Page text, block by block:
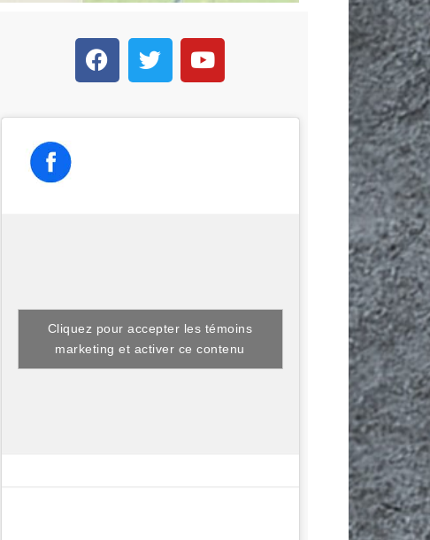
Cliquez pour accepter les témoins
marketing et activer ce contenu